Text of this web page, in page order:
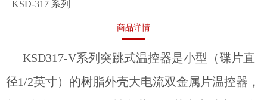
KSD-317 系列
商品详情
KSD317-V系列突跳式温控器是小型（碟片直
径1/2英寸）的树脂外壳大电流双金属片温控器，